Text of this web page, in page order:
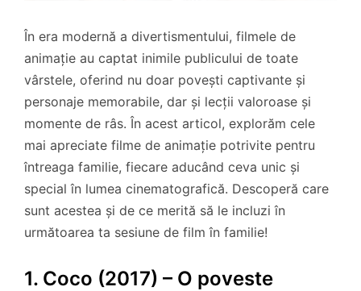
În era modernă a divertismentului, filmele de
animație au captat inimile publicului de toate
vârstele, oferind nu doar povești captivante și
personaje memorabile, dar și lecții valoroase și
momente de râs. În acest articol, explorăm cele
mai apreciate filme de animație potrivite pentru
întreaga familie, fiecare aducând ceva unic și
special în lumea cinematografică. Descoperă care
sunt acestea și de ce merită să le incluzi în
următoarea ta sesiune de film în familie!
1. Coco (2017) – O poveste